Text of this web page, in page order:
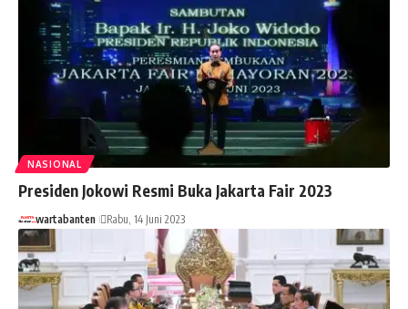
NASIONAL
Presiden Jokowi Resmi Buka Jakarta Fair 2023
wartabanten Rabu, 14 Juni 2023